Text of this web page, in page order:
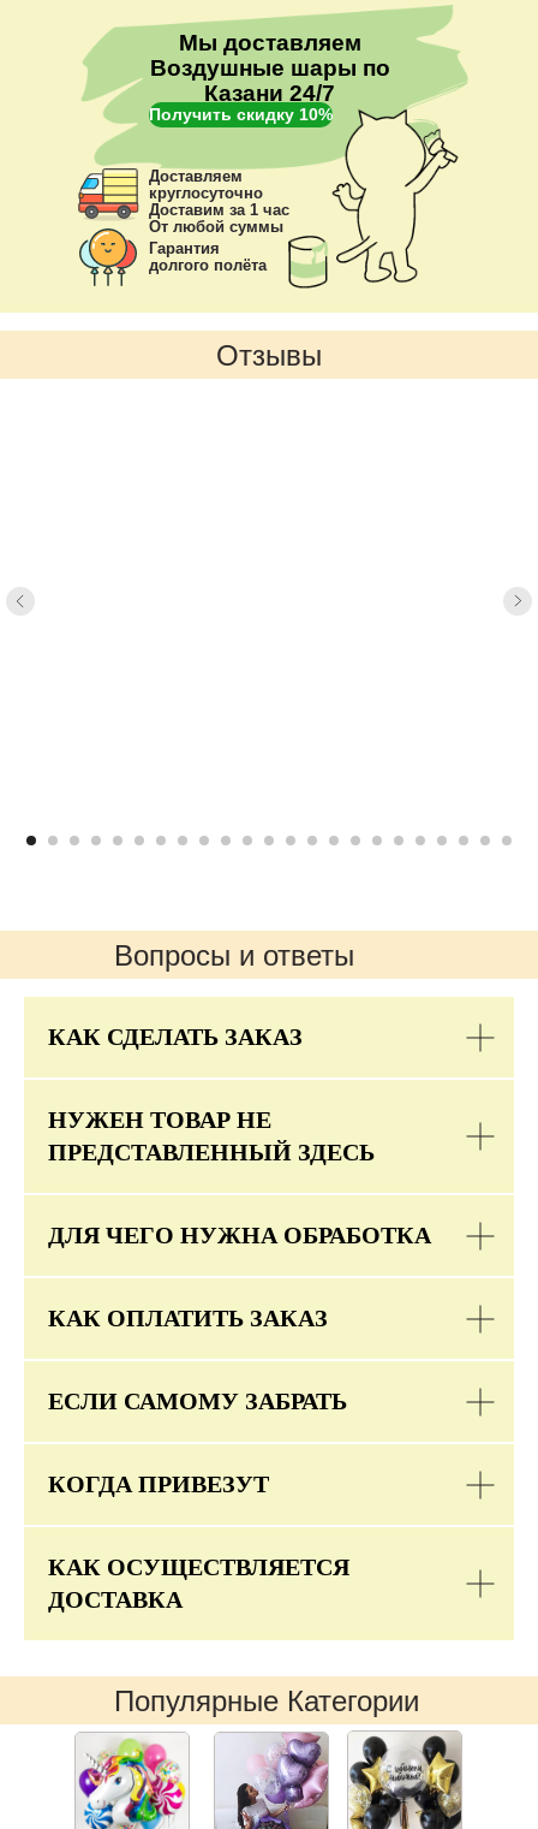
Мы доставляем
Воздушные шары по
Казани 24/7
Получить скидку 10%
Доставляем
круглосуточно
Доставим за 1 час
От любой суммы
Гарантия
долгого полёта
Отзывы
Вопросы и ответы
КАК СДЕЛАТЬ ЗАКАЗ
НУЖЕН ТОВАР НЕ
ПРЕДСТАВЛЕННЫЙ ЗДЕСЬ
ДЛЯ ЧЕГО НУЖНА ОБРАБОТКА
КАК ОПЛАТИТЬ ЗАКАЗ
ЕСЛИ САМОМУ ЗАБРАТЬ
КОГДА ПРИВЕЗУТ
КАК ОСУЩЕСТВЛЯЕТСЯ
ДОСТАВКА
Популярные Категории